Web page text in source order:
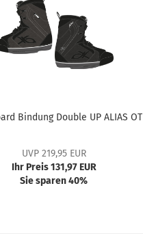
Bindung Double UP ALIAS OT
UVP 219,95 EUR
Ihr Preis 131,97 EUR
Sie sparen 40%